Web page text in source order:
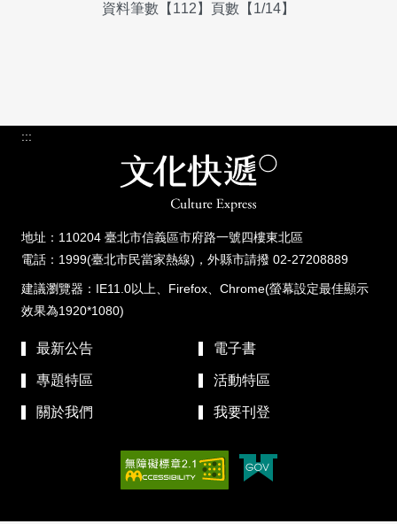
資料筆數【112】頁數【1/14】
:::
地址：110204 臺北市信義區市府路一號四樓東北區
電話：1999(臺北市民當家熱線)，外縣市請撥 02-27208889
建議瀏覽器：IE11.0以上、Firefox、Chrome(螢幕設定最佳顯示
效果為1920*1080)
最新公告 電子書
專題特區 活動特區
關於我們 我要刊登